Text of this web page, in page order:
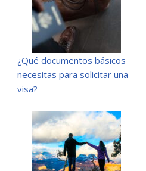
¿Qué documentos básicos
necesitas para solicitar una
visa?